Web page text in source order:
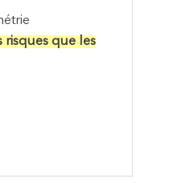
risques que les